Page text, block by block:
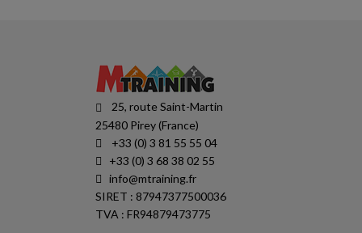
25, route Saint-Martin
25480 Pirey (France)
+33 (0) 3 81 55 55 04
+33 (0) 3 68 38 02 55
info@mtraining.fr
SIRET : 87947377500036
TVA : FR94879473775